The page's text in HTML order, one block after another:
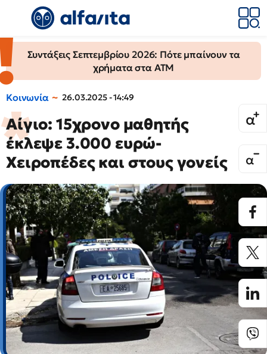
Συντάξεις Σεπτεμβρίου 2026: Πότε μπαίνουν τα
χρήματα στα ΑΤΜ
Κοινωνία 26.03.2025 - 14:49
Aίγιο: 15χρονο μαθητής
έκλεψε 3.000 ευρώ-
Χειροπέδες και στους γονείς